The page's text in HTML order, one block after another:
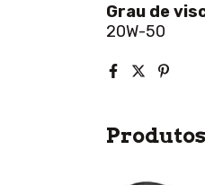
Grau de
20W-50